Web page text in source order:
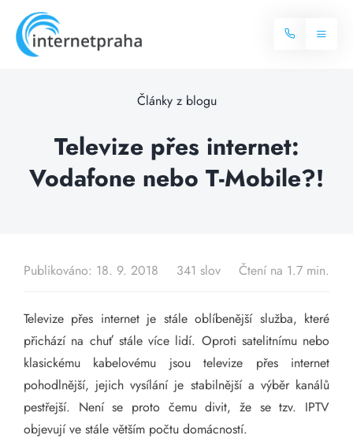
content
Toggle
Balíčky internetu
Televize
Blog
Kontakt
Články z blogu
Televize přes internet:
Vodafone nebo T-Mobile?!
Publikováno: 18. 9. 2018 341 slov Čtení na 1.7 min.
Televize přes internet je stále oblíbenější služba, které
přichází na chuť stále více lidí. Oproti satelitnímu nebo
klasickému kabelovému jsou televize přes internet
pohodlnější, jejich vysílání je stabilnější a výběr kanálů
pestřejší. Není se proto čemu divit, že se tzv. IPTV
objevují ve stále větším počtu domácností.